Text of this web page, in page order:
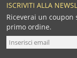
ISCRIVITI ALLA
Riceverai un
primo ordine.